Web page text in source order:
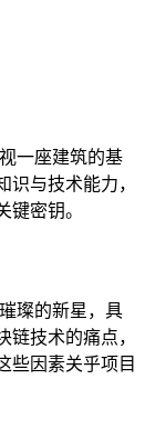
一座建筑的基
与技术能力，
键密钥。
璨的新星，具
技术的痛点，
些因素关乎项目